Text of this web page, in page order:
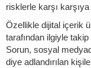
risklerle karşı
Özellikle dijital içerik
tarafından ilgiyle
Sorun, sosyal
diye adlandırılan